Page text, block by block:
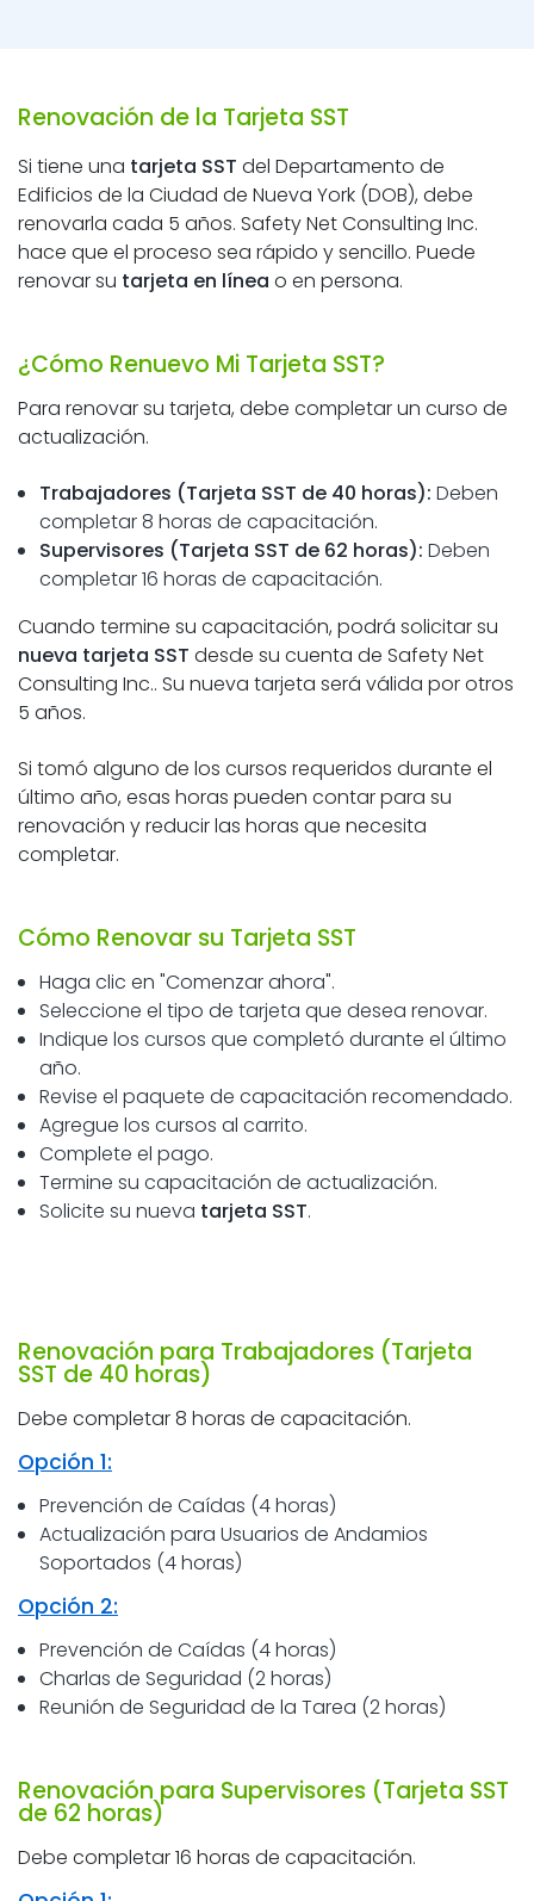
Renovación de la Tarjeta SST
Si tiene una tarjeta SST del Departamento de
Edificios de la Ciudad de Nueva York (DOB), debe
renovarla cada 5 años. Safety Net Consulting Inc.
hace que el proceso sea rápido y sencillo. Puede
renovar su tarjeta en línea o en persona.
¿Cómo Renuevo Mi Tarjeta SST?
Para renovar su tarjeta, debe completar un curso de
actualización.
Trabajadores (Tarjeta SST de 40 horas): Deben
completar 8 horas de capacitación.
Supervisores (Tarjeta SST de 62 horas): Deben
completar 16 horas de capacitación.
Cuando termine su capacitación, podrá solicitar su
nueva tarjeta SST desde su cuenta de Safety Net
Consulting Inc.. Su nueva tarjeta será válida por otros
5 años.
Si tomó alguno de los cursos requeridos durante el
último año, esas horas pueden contar para su
renovación y reducir las horas que necesita
completar.
Cómo Renovar su Tarjeta SST
Haga clic en "Comenzar ahora".
Seleccione el tipo de tarjeta que desea renovar.
Indique los cursos que completó durante el último
año.
Revise el paquete de capacitación recomendado.
Agregue los cursos al carrito.
Complete el pago.
Termine su capacitación de actualización.
Solicite su nueva tarjeta SST.
Renovación para Trabajadores (Tarjeta
SST de 40 horas)
Debe completar 8 horas de capacitación.
Opción 1:
Prevención de Caídas (4 horas)
Actualización para Usuarios de Andamios
Soportados (4 horas)
Opción 2:
Prevención de Caídas (4 horas)
Charlas de Seguridad (2 horas)
Reunión de Seguridad de la Tarea (2 horas)
Renovación para Supervisores (Tarjeta SST
de 62 horas)
Debe completar 16 horas de capacitación.